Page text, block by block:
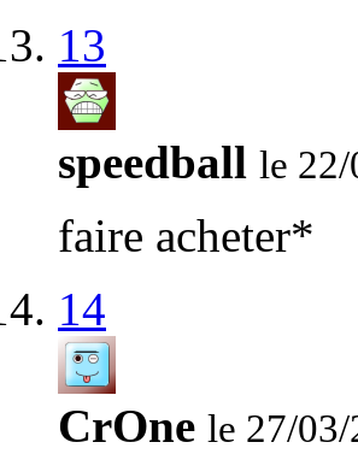
13
speedball le
faire acheter*
14
CrOne le 27/